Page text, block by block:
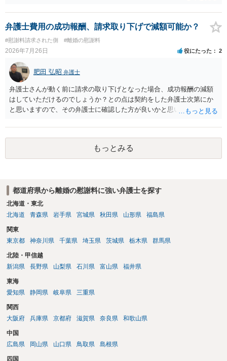
高いためです。 実務的には、ご相談者さまが転居する形で離婚協議等
を進める選択を採らざるを得ないことが圧倒的多数です。
弁護士費用の成功報酬、請求取り下げで減額可能か？
#慰謝料請求された側 #離婚の慰謝料
2026年7月26日 役にたった 2
肥田 弘昭 弁護士
弁護士さんが動く前に請求の取り下げとなった場合、成功報酬の減額
はしていただけるのでしょうか？との点は契約をした弁護士次第にか
と思いますので、その弁護士に確認した方が良いかと思います。ご参
もっとみる
都道府県から離婚の慰謝料に強い弁護士を探す
北海道・東北
北海道
青森県 岩手県 宮城県 秋田県 山形県 福島県
関東
東京都
神奈川県 千葉県 埼玉県 茨城県 栃木県 群馬県
北陸・甲信越
新潟県
長野県 山梨県 石川県 富山県 福井県
東海
愛知県
静岡県 岐阜県 三重県
関西
大阪府
兵庫県 京都府 滋賀県 奈良県 和歌山県
中国
広島県
岡山県 山口県 鳥取県 島根県
四国